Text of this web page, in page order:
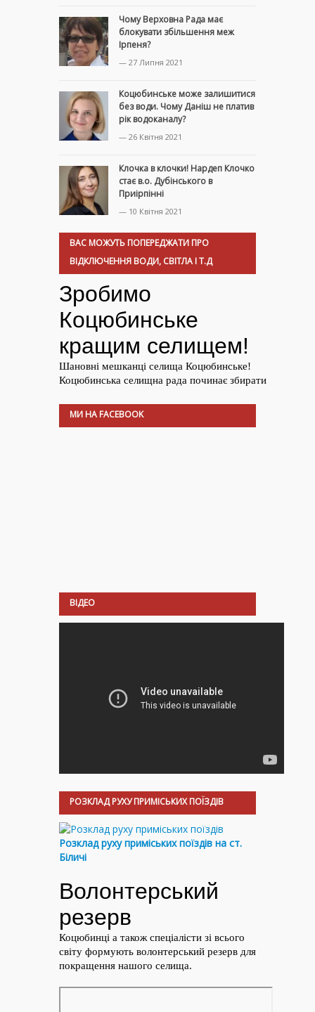
Чому Верховна Рада має
блокувати збільшення меж
Ірпеня?
— 27 Липня 2021
Коцюбинське може залишитися
без води. Чому Даніш не платив
рік водоканалу?
— 26 Квітня 2021
Клочка в клочки! Нардеп Клочко
стає в.о. Дубінського в
Приірпінні
— 10 Квітня 2021
ВАС МОЖУТЬ ПОПЕРЕДЖАТИ ПРО
ВІДКЛЮЧЕННЯ ВОДИ, СВІТЛА І Т.Д
МИ НА FACEBOOK
ВІДЕО
РОЗКЛАД РУХУ ПРИМІСЬКИХ ПОЇЗДІВ
Розклад руху приміських поїздів на ст.
Біличі